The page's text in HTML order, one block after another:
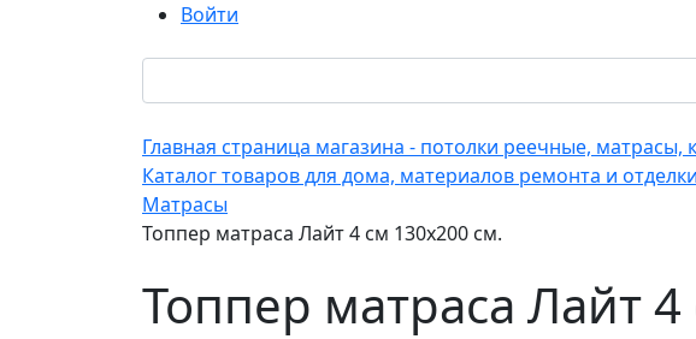
Войти
Главная страница магазина - потолки реечные,
Каталог товаров для дома, материалов ремонта и отделки
Матрасы
Топпер матраса Лайт 4 см 130х200 см.
Топпер матраса Лайт